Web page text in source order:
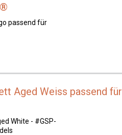
passend für
Aged Weiss passend für
White - #GSP-